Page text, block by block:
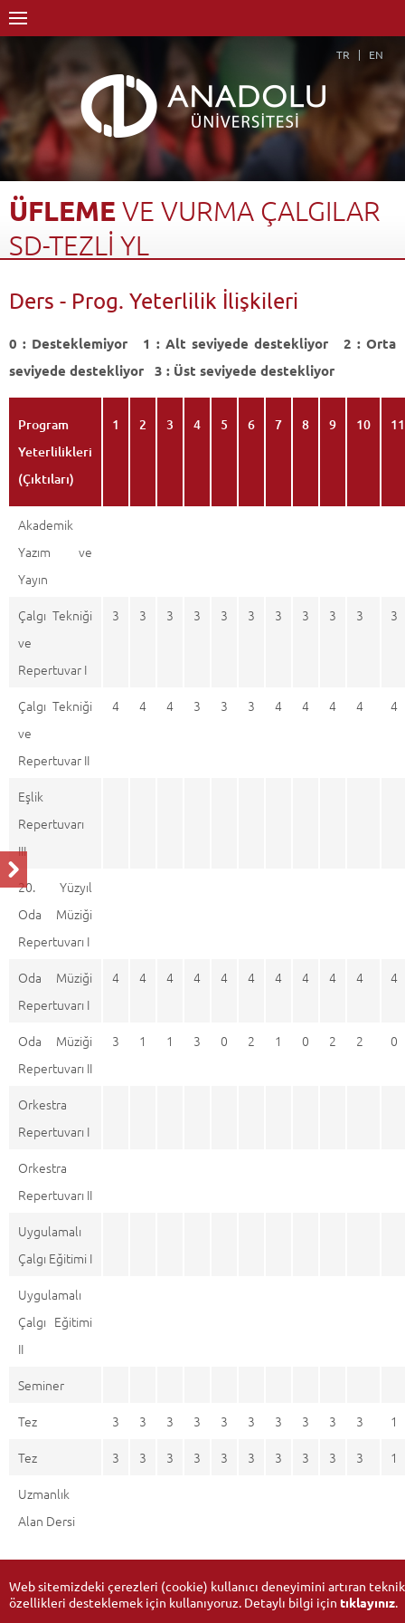
TR EN
ÜFLEMEVE VURMA ÇALGILAR
SD-TEZLİ YL
Müzik Anasanat Dalı
Müzik Anasanat Dalı-Tezli YL
Ders - Prog. Yeterlilik İlişkileri
0 : Desteklemiyor 1 : Alt seviyede destekliyor 2 : Orta
seviyede destekliyor 3 : Üst seviyede destekliyor
Program
Yeterlilikleri
(Çıktıları)
1 2 3 4 5 6 7 8 9 10 11
Akademik
Yazım ve
Yayın
Çalgı Tekniği
ve
Repertuvar I
3 3 3 3 3 3 3 3 3 3 3
Çalgı Tekniği
ve
Repertuvar II
4 4 4 3 3 3 4 4 4 4 4
Eşlik
Repertuvarı
III
20. Yüzyıl
Oda Müziği
Repertuvarı I
Oda Müziği
Repertuvarı I
4 4 4 4 4 4 4 4 4 4 4
Oda Müziği
Repertuvarı II
3 1 1 3 0 2 1 0 2 2 0
Orkestra
Repertuvarı I
Orkestra
Repertuvarı II
Uygulamalı
Çalgı Eğitimi I
Uygulamalı
Çalgı Eğitimi
II
Seminer
Tez
3 3 3 3 3 3 3 3 3 3
1
Tez
3 3 3 3 3 3 3 3 3 3
1
Uzmanlık
Alan Dersi
0 : Desteklemiyor 1 : Alt seviyede destekliyor 2 : Orta seviyede
destekliyor 3 : Üst seviyede destekliyor
Web sitemizdeki çerezleri (cookie) kullanıcı deneyimini artıran teknik
özellikleri desteklemek için kullanıyoruz. Detaylı bilgi için tıklayınız.